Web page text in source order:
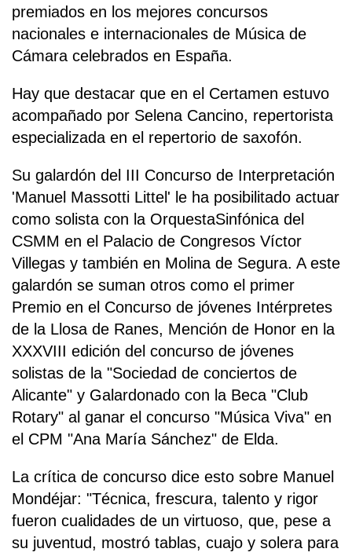
premiados en los mejores concursos
nacionales e internacionales de Música de
Cámara celebrados en España.
Hay que destacar que en el Certamen estuvo
acompañado por Selena Cancino, repertorista
especializada en el repertorio de saxofón.
Su galardón del III Concurso de Interpretación
'Manuel Massotti Littel' le ha posibilitado actuar
como solista con la OrquestaSinfónica del
CSMM en el Palacio de Congresos Víctor
Villegas y también en Molina de Segura. A este
galardón se suman otros como el primer
Premio en el Concurso de jóvenes Intérpretes
de la Llosa de Ranes, Mención de Honor en la
XXXVIII edición del concurso de jóvenes
solistas de la "Sociedad de conciertos de
Alicante" y Galardonado con la Beca "Club
Rotary" al ganar el concurso "Música Viva" en
el CPM "Ana María Sánchez" de Elda.
La crítica de concurso dice esto sobre Manuel
Mondéjar: "Técnica, frescura, talento y rigor
fueron cualidades de un virtuoso, que, pese a
su juventud, mostró tablas, cuajo y solera para